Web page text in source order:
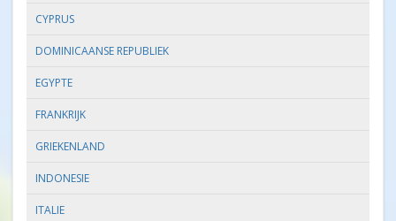
CYPRUS
DOMINICAANSE REPUBLIEK
EGYPTE
FRANKRIJK
GRIEKENLAND
INDONESIE
ITALIE